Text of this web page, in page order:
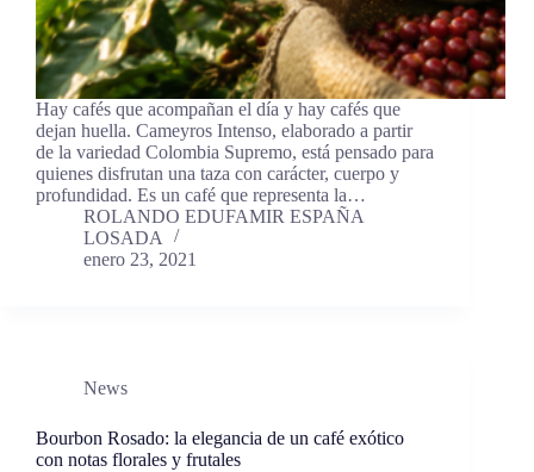
Hay cafés que acompañan el día y hay cafés que
dejan huella. Cameyros Intenso, elaborado a partir
de la variedad Colombia Supremo, está pensado para
quienes disfrutan una taza con carácter, cuerpo y
profundidad. Es un café que representa la…
ROLANDO EDUFAMIR ESPAÑA
LOSADA
enero 23, 2021
News
Bourbon Rosado: la elegancia de un café exótico
con notas florales y frutales